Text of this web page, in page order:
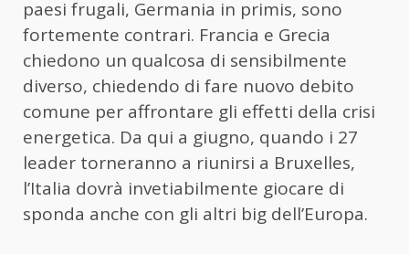
paesi frugali, Germania in primis, sono
fortemente contrari. Francia e Grecia
chiedono un qualcosa di sensibilmente
diverso, chiedendo di fare nuovo debito
comune per affrontare gli effetti della crisi
energetica. Da qui a giugno, quando i 27
leader torneranno a riunirsi a Bruxelles,
l’Italia dovrà invetiabilmente giocare di
sponda anche con gli altri big dell’Europa.